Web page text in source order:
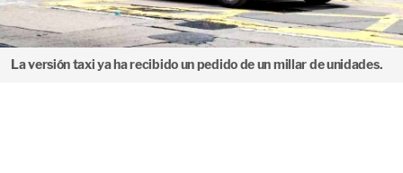
La versión taxi ya ha recibido un pedido de un millar de unidades.